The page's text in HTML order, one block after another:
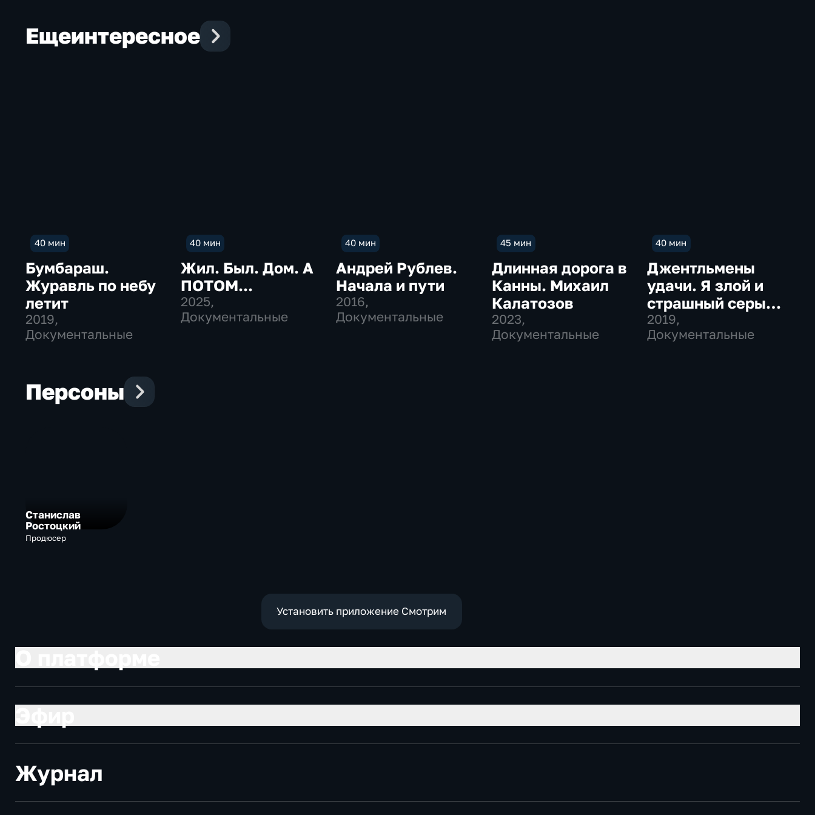
Ещеинтересное
40 мин
Бумбараш.
Журавль по небу
летит
2019,
Документальные
40 мин
Жил. Был. Дом. А
ПОТОМ...
2025,
Документальные
40 мин
Андрей Рублев.
Начала и пути
2016,
Документальные
45 мин
Длинная дорога в
Канны. Михаил
Калатозов
2023,
Документальные
40 мин
Джентльмены
удачи. Я злой и
страшный серый
волк
2019,
Документальные
Персоны
Станислав
Ростоцкий
Продюсер
Установить приложение Смотрим
Журнал